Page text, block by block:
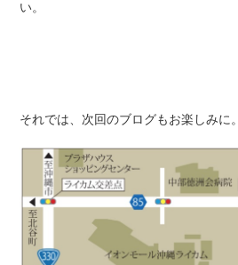
い。
それでは、次回のブログもお楽しみに。